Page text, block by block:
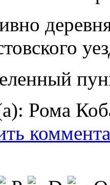
Рома